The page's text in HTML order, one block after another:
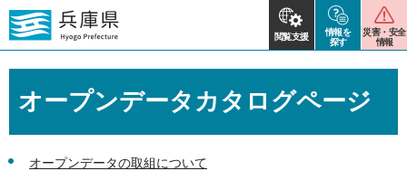
閲覧支援
情報を
探す
災害・安全
情報
オープンデータカタログページ
オープンデータの取組について